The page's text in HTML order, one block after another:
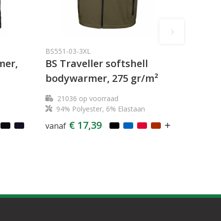
BS551-03-3XL
BS Traveller softshell
bodywarmer, 275 gr/m²
21036 op voorraad
94% Polyester, 6% Elastaan
vanaf € 17,39